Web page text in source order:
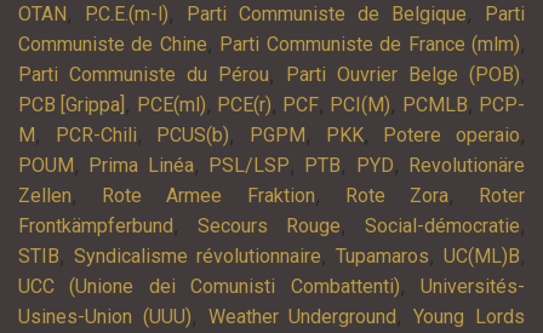
OTAN, P.C.E.(m-l), Parti Communiste de Belgique, Parti
Communiste de Chine, Parti Communiste de France (mlm),
Parti Communiste du Pérou, Parti Ouvrier Belge (POB),
PCB [Grippa] , PCE(ml), PCE(r), PCF, PCI(M), PCMLB, PCP-
M, PCR-Chili, PCUS(b), PGPM, PKK, Potere operaio,
POUM, Prima Linéa, PSL/LSP, PTB, PYD, Revolutionäre
Zellen, Rote Armee Fraktion, Rote Zora, Roter
Frontkämpferbund, Secours Rouge, Social-démocratie,
STIB, Syndicalisme révolutionnaire, Tupamaros, UC(ML)B,
UCC (Unione dei Comunisti Combattenti),Universités-
Usines-Union (UUU), Weather Underground,Young Lords